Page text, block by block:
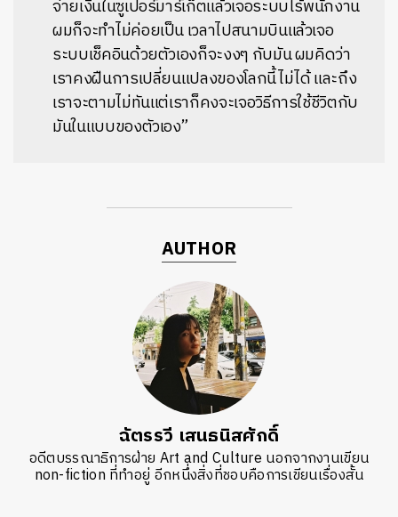
จ่ายเงินในซูเปอร์มาร์เก็ตแล้วเจอระบบไร้พนักงาน
ผมก็จะทำไม่ค่อยเป็น เวลาไปสนามบินแล้วเจอ
ระบบเช็คอินด้วยตัวเองก็จะงงๆ กับมัน ผมคิดว่า
เราคงฝืนการเปลี่ยนแปลงของโลกนี้ไม่ได้ และถึง
เราจะตามไม่ทันแต่เราก็คงจะเจอวิธีการใช้ชีวิตกับ
มันในแบบของตัวเอง”
AUTHOR
ฉัตรรวี เสนธนิสศักดิ์
อดีตบรรณาธิการฝ่าย Art and Culture นอกจากงานเขียน
non-fiction ที่ทำอยู่ อีกหนึ่งสิ่งที่ชอบคือการเขียนเรื่องสั้น